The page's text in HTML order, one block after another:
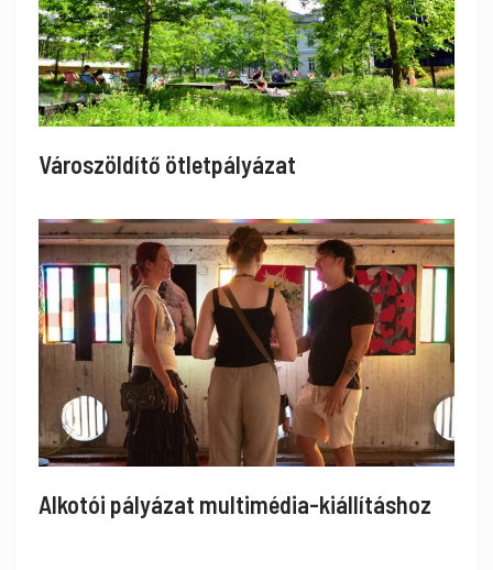
Városzöldítő ötletpályázat
Alkotói pályázat multimédia-kiállításhoz